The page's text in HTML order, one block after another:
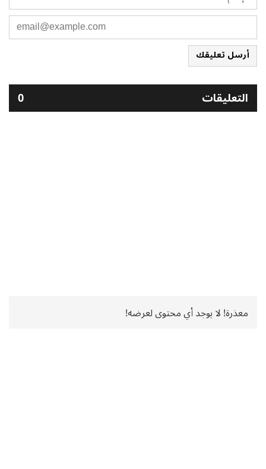
أرسل تعليقك
التعليقات 0
معذرة! لا يوجد أي محتوى لعرضه!